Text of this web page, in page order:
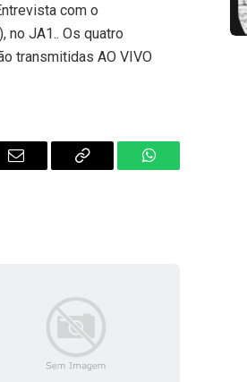
com o
no JA1.. Os quatro
transmitidas AO VIVO
Email
Copy
WhatsApp